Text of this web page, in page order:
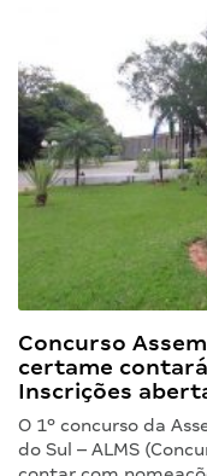
Concurso
certame
Inscrições
O 1º concurso da
do Sul – ALMS